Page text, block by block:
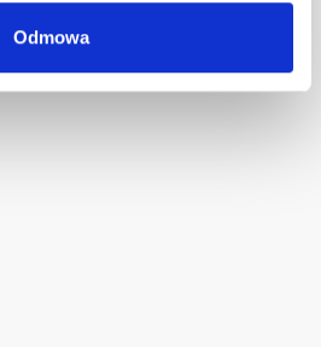
Odmowa
sp. z o.o., Bestwińska 143, 43-346